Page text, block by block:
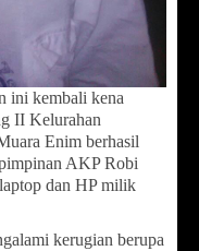
ini kembali kena
II Kelurahan
Enim berhasil
AKP Robi
dan HP milik
kerugian berupa